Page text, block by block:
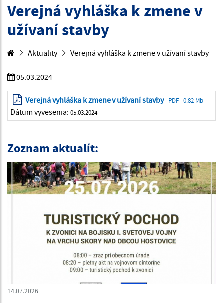
Verejná vyhláška k zmene v
užívaní stavby
Aktuality Verejná vyhláška k zmene v užívaní stavby
05.03.2024
Verejná vyhláška k zmene v užívaní stavby| PDF | 0.82 Mb
Dátum vyvesenia: 05.03.2024
Zoznam aktualít:
14.07.2026